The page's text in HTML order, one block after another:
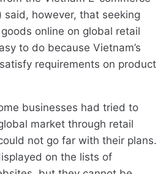
said, however, that seeking
online on global retail
to do because Vietnam’s
requirements on product
businesses had tried to
market through retail
not go far with their plans.
on the lists of